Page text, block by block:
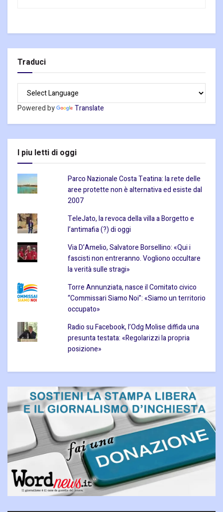
Traduci
Powered by Translate
I piu letti di oggi
Parco Nazionale Costa Teatina: la rete delle
aree protette non è alternativa ed esiste dal
2007
TeleJato, la revoca della villa a Borgetto e
l’antimafia (?) di oggi
Via D’Amelio, Salvatore Borsellino: «Qui i
fascisti non entreranno. Vogliono occultare
la verità sulle stragi»
Torre Annunziata, nasce il Comitato civico
“Commissari Siamo Noi”: «Siamo un territorio
occupato»
Radio su Facebook, l’Odg Molise diffida una
presunta testata: «Regolarizzi la propria
posizione»